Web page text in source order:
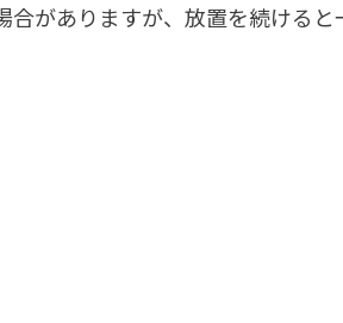
がありますが、放置を続ける